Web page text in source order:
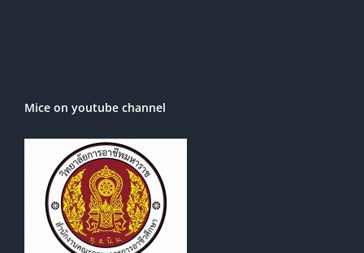
Mice on youtube channel